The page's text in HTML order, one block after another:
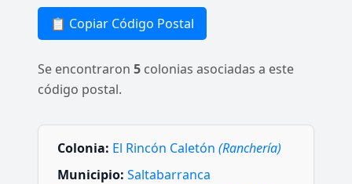
📋 Copiar Código Postal
Se encontraron 5 colonias asociadas a este
código postal.
Colonia: El Rincón Caletón (Ranchería)
Municipio: Saltabarranca